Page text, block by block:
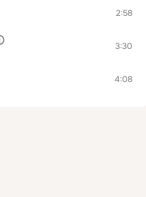
2:58
3:30
4:08